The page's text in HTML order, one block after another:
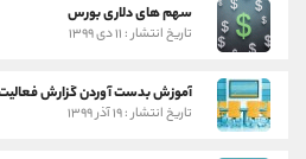
سهم های دلاری بورس
تاریخ انتشار : ۱۱ دی ۱۳۹۹
آموزش بدست آوردن گزارش
تاریخ انتشار : ۱۹ آذر ۱۳۹۹